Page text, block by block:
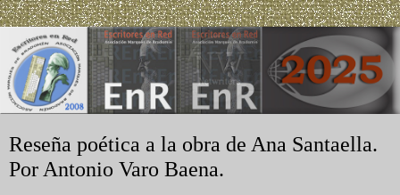
Reseña poética a la obra de Ana Santaella.
Por Antonio Varo Baena.